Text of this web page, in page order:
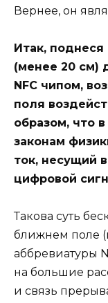
Вернее, он
Итак, поднеся
(менее 20 см)
NFC чипом,
поля
образом, что
законам
ток, несущий
цифровой
Такова суть
ближнем поле
аббревиатуры
на большие
и связь